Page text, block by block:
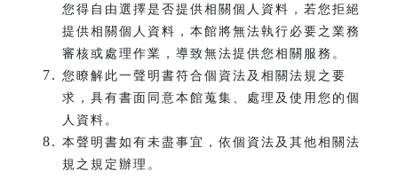
您得自由選擇是否提供相關個人資料，若您拒絕
提供相關個人資料，本館將無法執行必要之業務
審核或處理作業，導致無法提供您相關服務。
您瞭解此一聲明書符合個資法及相關法規之要
求，具有書面同意本館蒐集、處理及使用您的個
人資料。
本聲明書如有未盡事宜，依個資法及其他相關法
規之規定辦理。